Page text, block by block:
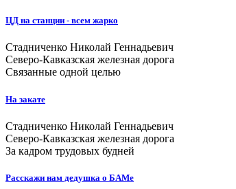
ЦД на станции - всем жарко
Стадниченко Николай Геннадьевич
Северо-Кавказская железная дорога
Связанные одной целью
На закате
Стадниченко Николай Геннадьевич
Северо-Кавказская железная дорога
За кадром трудовых будней
Расскажи нам дедушка о БАМе